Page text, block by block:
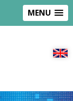
MENU